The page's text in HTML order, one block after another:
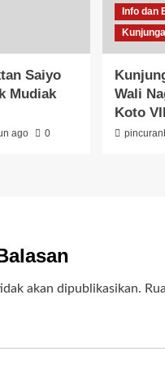
Saiyo
Mudiak
ago 0
Info dan
Wali
Koto
akan dipublikasikan.